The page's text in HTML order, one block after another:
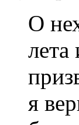
О
я